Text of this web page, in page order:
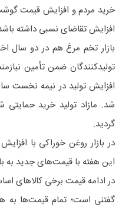
خرید مردم و افزایش قیمت
افزایش تقاضای نسبی داشته
بازار تخم مرغ هم در دو سال
تولیدکنندگان ضمن تأمین
افزایش تولید در نیمه نخست
شد. مازاد تولید خرید حمایتی
گردید.
در بازار روغن خوراکی با
این هفته با قیمت‌های جدید به
در ادامه قیمت برخی کالاهای
گفتنی است؛ تمام قیمت‌ها به